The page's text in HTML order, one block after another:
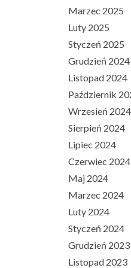
Marzec 2025
Luty 2025
Styczeń 2025
Grudzień 2024
Listopad 2024
Październik
Wrzesień 2024
Sierpień 2024
Lipiec 2024
Czerwiec 2024
Maj 2024
Marzec 2024
Luty 2024
Styczeń 2024
Grudzień 2023
Listopad 2023